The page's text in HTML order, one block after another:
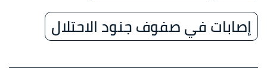
إصابات في صفوف جنود الاحتلال